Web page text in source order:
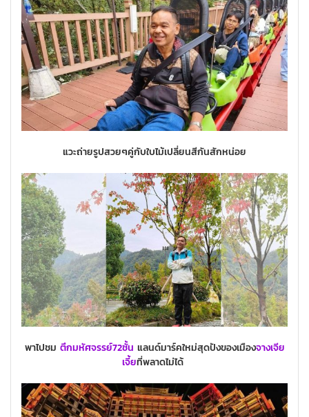
แวะถ่ายรูปสวยๆคู่กับใบไม้เปลี่ยนสีกันสักหน่อย
พาไปชม ตึกมหัศจรรย์72ชั้น แลนด์มาร์คใหม่สุดปังของเมืองจางเจีย
เจี้ยที่พลาดไม่ได้